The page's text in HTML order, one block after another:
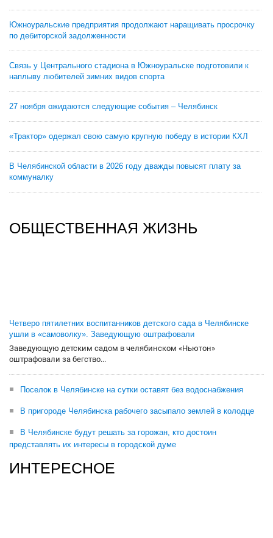
Южноуральские предприятия продолжают наращивать просрочку
по дебиторской задолженности
Связь у Центрального стадиона в Южноуральске подготовили к
наплыву любителей зимних видов спорта
27 ноября ожидаются следующие события – Челябинск
«Трактор» одержал свою самую крупную победу в истории КХЛ
В Челябинской области в 2026 году дважды повысят плату за
коммуналку
ОБЩЕСТВЕННАЯ ЖИЗНЬ
Четверо пятилетних воспитанников детского сада в Челябинске
ушли в «самоволку». Заведующую оштрафовали
Заведующую детским садом в челябинском «Ньютон»
оштрафовали за бегство...
Поселок в Челябинске на сутки оставят без водоснабжения
В пригороде Челябинска рабочего засыпало землей в колодце
В Челябинске будут решать за горожан, кто достоин
представлять их интересы в городской думе
ИНТЕРЕСНОЕ